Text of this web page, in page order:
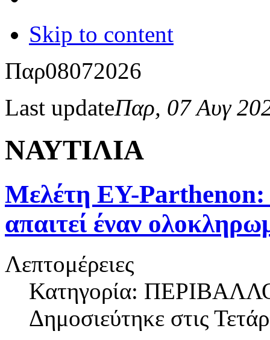
Skip to content
Παρ08072026
Last updateΠαρ, 07 Αυγ
ΝΑΥΤΙΛΙΑ
Μελέτη EY-Parthenon:
απαιτεί έναν
Λεπτομέρειες
Κατηγορία:
Δημοσιεύτηκε στις